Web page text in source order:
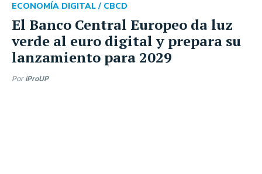
El Banco Central Europeo da luz
verde al euro digital y prepara su
lanzamiento para 2029
ECONOMÍA DIGITAL / CBCD
Por iProUP